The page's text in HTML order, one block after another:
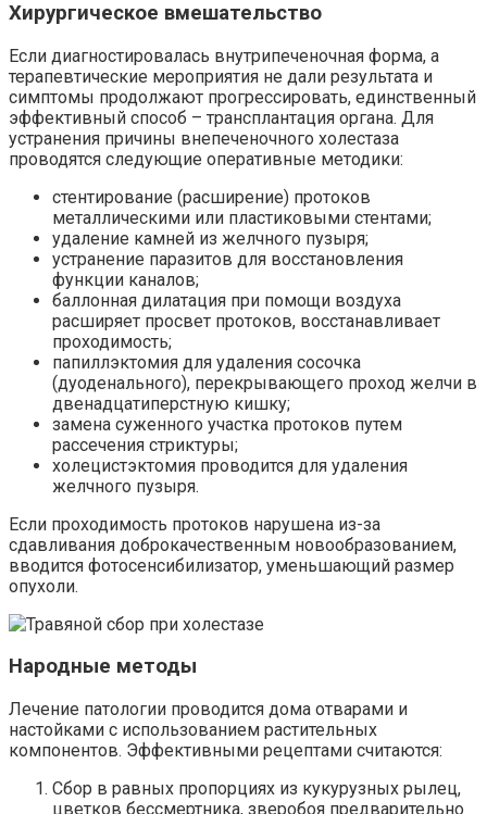
Хирургическое вмешательство
Если диагностировалась внутрипеченочная форма, а
терапевтические мероприятия не дали результата и
симптомы продолжают прогрессировать, единственный
эффективный способ – трансплантация органа. Для
устранения причины внепеченочного холестаза
проводятся следующие оперативные методики:
стентирование (расширение) протоков
металлическими или пластиковыми стентами;
удаление камней из желчного пузыря;
устранение паразитов для восстановления
функции каналов;
баллонная дилатация при помощи воздуха
расширяет просвет протоков, восстанавливает
проходимость;
папиллэктомия для удаления сосочка
(дуоденального), перекрывающего проход желчи в
двенадцатиперстную кишку;
замена суженного участка протоков путем
рассечения стриктуры;
холецистэктомия проводится для удаления
желчного пузыря.
Если проходимость протоков нарушена из-за
сдавливания доброкачественным новообразованием,
вводится фотосенсибилизатор, уменьшающий размер
опухоли.
Народные методы
Лечение патологии проводится дома отварами и
настойками с использованием растительных
компонентов. Эффективными рецептами считаются:
Сбор в равных пропорциях из кукурузных рылец,
цветков бессмертника, зверобоя предварительно